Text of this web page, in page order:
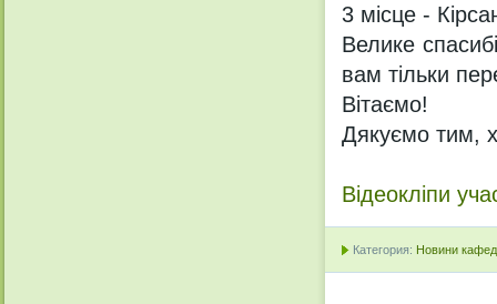
3 місце -
Велике
вам тільки
Вітаємо!
Дякуємо тим,
Відеокліпи
Категория: Новини